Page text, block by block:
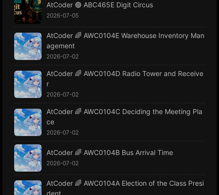
AtCoder 🟢 ABC465E Digit Circus
2026-07-05
AtCoder 🌈 AWC0104E Warehouse Inventory Man
agement
2026-07-02
AtCoder 🌈 AWC0104D Radio Tower and Receive
r
2026-07-02
AtCoder 🌈 AWC0104C Deciding the Meeting Pla
ce
2026-07-02
AtCoder 🌈 AWC0104B Bus Arrival Time
2026-07-02
AtCoder 🌈 AWC0104A Election of the Class Presi